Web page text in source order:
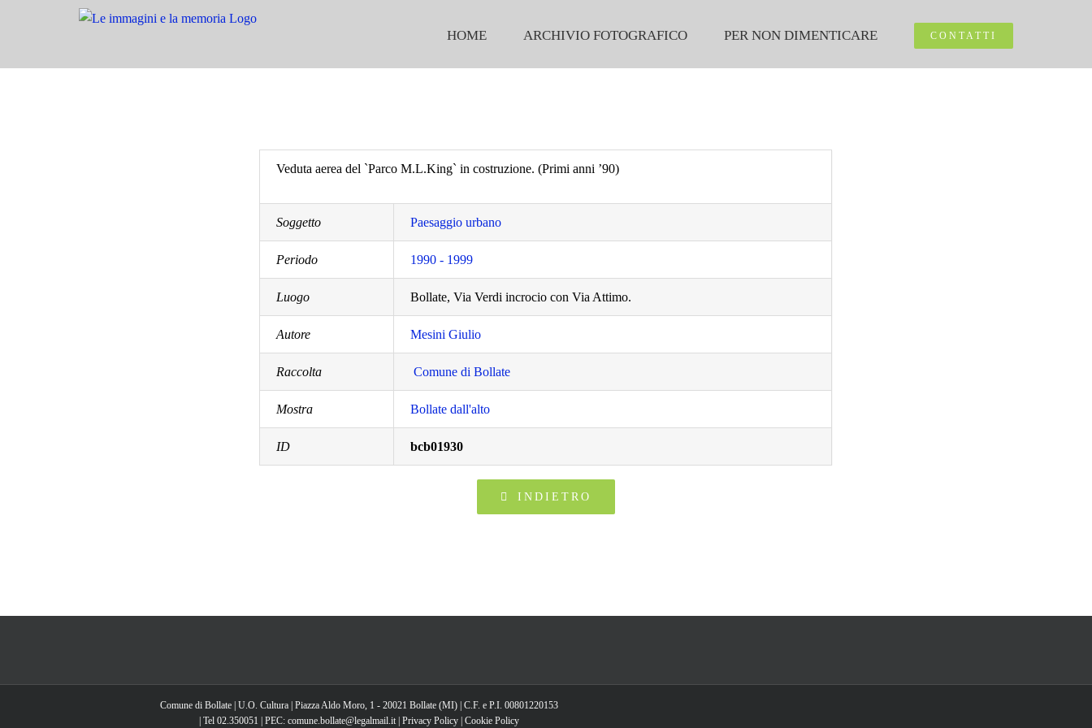
HOME ARCHIVIO FOTOGRAFICO PER NON DIMENTICARE CONTATTI
Veduta aerea del `Parco M.L.King` in costruzione. (Primi anni ’90)
Soggetto Paesaggio urbano
Periodo 1990 - 1999
Luogo Bollate, Via Verdi incrocio con Via Attimo.
Autore Mesini Giulio
Raccolta Comune di Bollate
Mostra Bollate dall'alto
ID bcb01930
INDIETRO
Comune di Bollate | U.O. Cultura | Piazza Aldo Moro, 1 - 20021 Bollate (MI) | C.F. e P.I. 00801220153
| Tel 02.350051 | PEC: comune.bollate@legalmail.it | Privacy Policy Cookie Policy